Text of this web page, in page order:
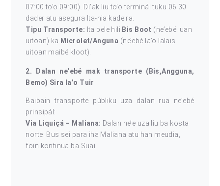
07:00 to’o 09:00). Di’ak liu to’o terminál tuku 06:30
dader atu asegura Ita-nia kadeira.
Tipu Transporte: Ita bele hili Bis Boot (ne’ebé luan
uitoan) ka Microlet/Anguna (ne’ebé la’o lalais
uitoan maibé kloot).
2. Dalan ne’ebé mak transporte (Bis,Angguna,
Bemo) Sira la’o Tuir
Baibain transporte públiku uza dalan rua ne’ebé
prinsipál:
Via Liquiçá – Maliana: Dalan ne’e uza liu ba kosta
norte. Bus sei para iha Maliana atu han meudia,
foin kontinua ba Suai.